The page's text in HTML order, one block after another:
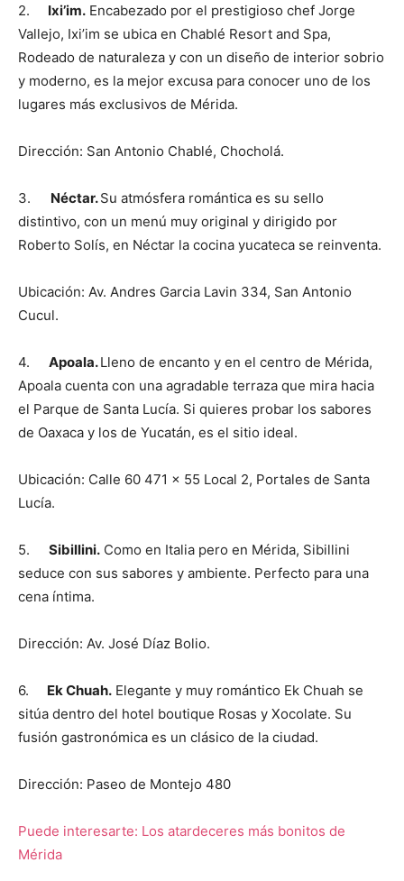
2. Ixi’im. Encabezado por el prestigioso chef Jorge
Vallejo, Ixi’im se ubica en Chablé Resort and Spa,
Rodeado de naturaleza y con un diseño de interior sobrio
y moderno, es la mejor excusa para conocer uno de los
lugares más exclusivos de Mérida.
Dirección: San Antonio Chablé, Chocholá.
3. Néctar.Su atmósfera romántica es su sello
distintivo, con un menú muy original y dirigido por
Roberto Solís, en Néctar la cocina yucateca se reinventa.
Ubicación: Av. Andres Garcia Lavin 334, San Antonio
Cucul.
4. Apoala.Lleno de encanto y en el centro de Mérida,
Apoala cuenta con una agradable terraza que mira hacia
el Parque de Santa Lucía. Si quieres probar los sabores
de Oaxaca y los de Yucatán, es el sitio ideal.
Ubicación: Calle 60 471 x 55 Local 2, Portales de Santa
Lucía.
5. Sibillini. Como en Italia pero en Mérida, Sibillini
seduce con sus sabores y ambiente. Perfecto para una
cena íntima.
Dirección: Av. José Díaz Bolio.
6. Ek Chuah. Elegante y muy romántico Ek Chuah se
sitúa dentro del hotel boutique Rosas y Xocolate. Su
fusión gastronómica es un clásico de la ciudad.
Dirección: Paseo de Montejo 480
Puede interesarte: Los atardeceres más bonitos de
Mérida